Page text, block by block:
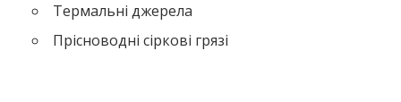
Термальні джерела
Прісноводні сіркові грязі